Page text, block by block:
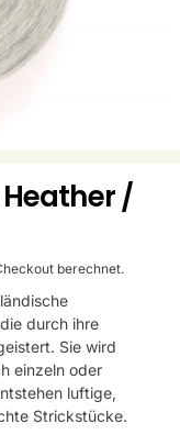
Heather /
berechnet.
durch ihre
Sie wird
einzeln oder
luftige,
Strickstücke.